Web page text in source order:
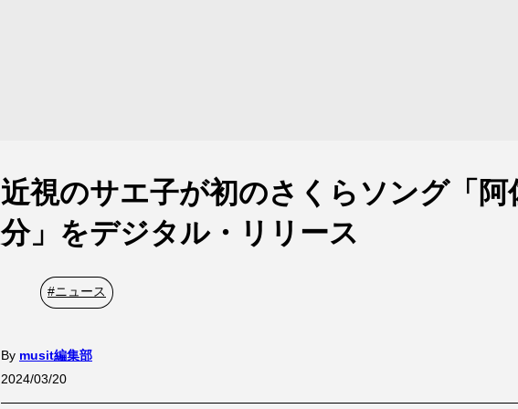
近視のサエ子が初のさくらソング「阿
分」をデジタル・リリース
#ニュース
By musit編集部
2024/03/20